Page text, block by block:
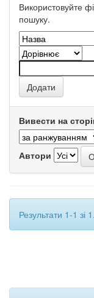
Використовуйте
пошуку.
Вивести на
Автори
Результати 1-1 зі 1.